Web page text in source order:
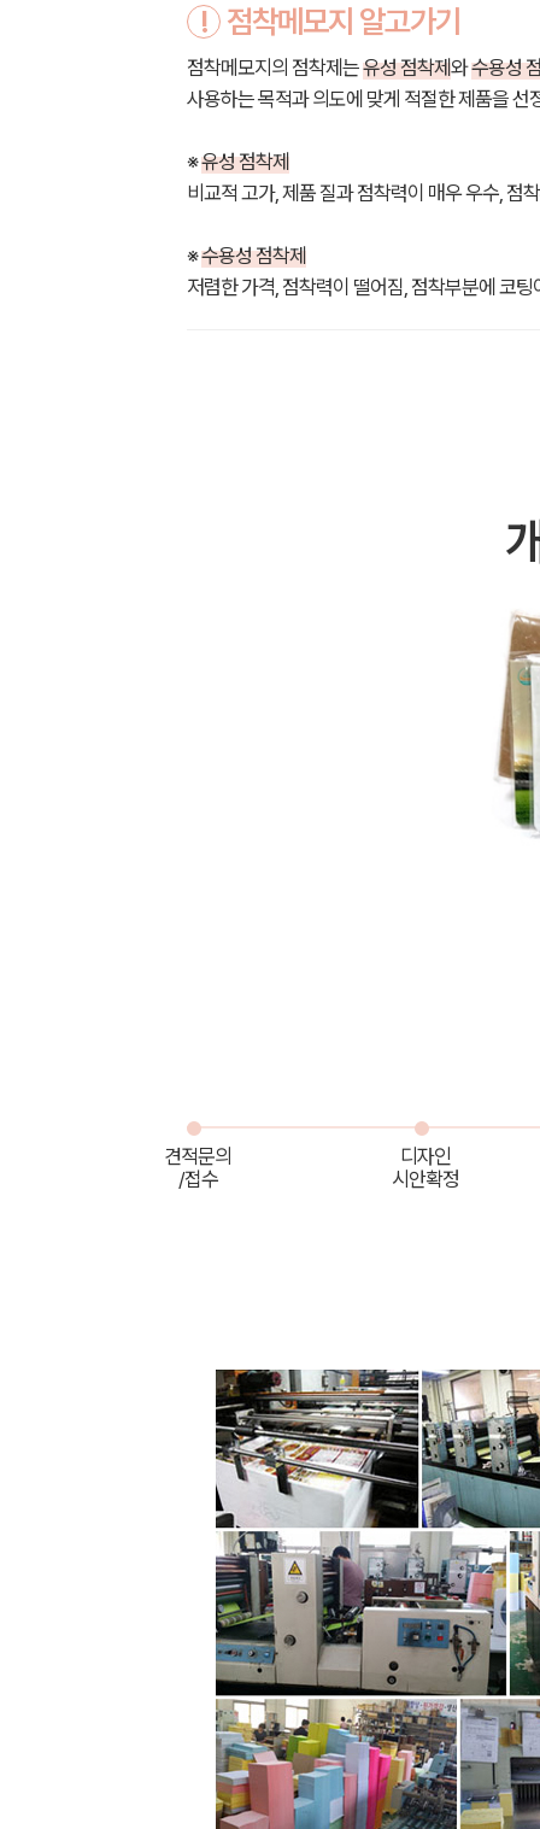
! 점착메모지 알고가기
점착메모지의 점착제는유성 점착제와수용성
사용하는 목적과 의도에 맞게 적절한 제품을 선
※유성 점착제
비교적 고가, 제품 질과 점착력이 매우 우수, 점
※수용성 점착제
저렴한 가격, 점착력이 떨어짐, 점착부분에 코
견적문의
/접수
디자인
시안확정